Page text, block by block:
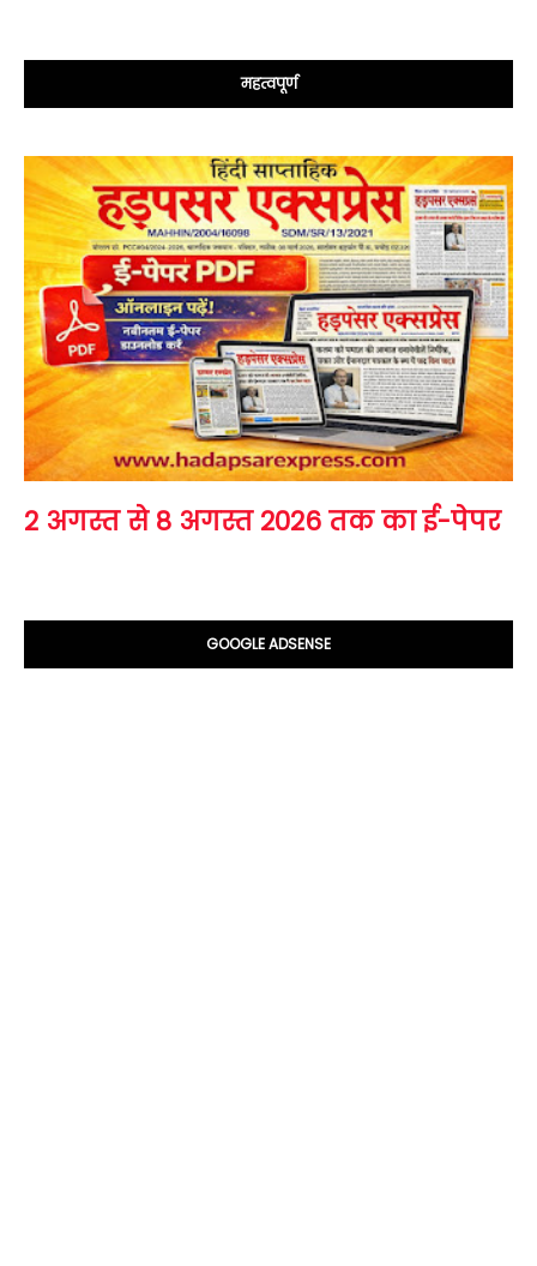
महत्वपूर्ण
2 अगस्त से 8 अगस्त 2026 तक का ई-पेपर
GOOGLE ADSENSE